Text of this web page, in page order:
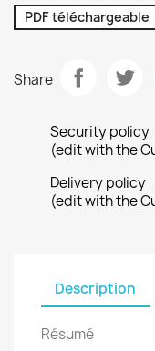
PDF téléchargeable
Share
Security policy
(edit with the
Delivery policy
(edit with the
Description
Résumé